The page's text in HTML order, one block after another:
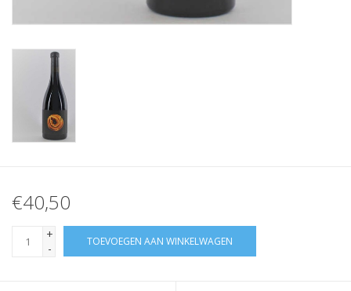
€40,50
+
-
TOEVOEGEN AAN WINKELWAGEN